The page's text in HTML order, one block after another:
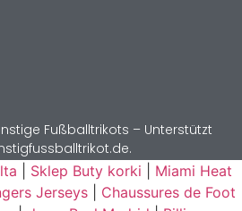
Fußballtrikots – Unterstützt
Sklep Buty korki
Miami Heat
Jerseys
Chaussures de Foot